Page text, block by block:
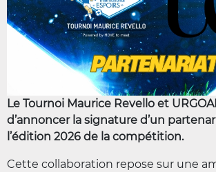
Le Tournoi Maurice Revello et
d’annoncer la signature d’un
l’édition 2026 de la compétition.
Cette collaboration repose sur une